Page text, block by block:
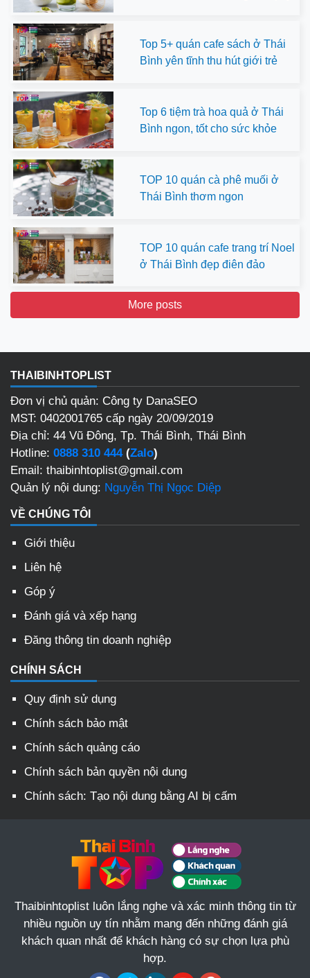
Top 5+ quán cafe sách ở Thái
Bình yên tĩnh thu hút giới trẻ
Top 6 tiệm trà hoa quả ở Thái
Bình ngon, tốt cho sức khỏe
TOP 10 quán cà phê muối ở
Thái Bình thơm ngon
TOP 10 quán cafe trang trí Noel
ở Thái Bình đẹp điên đảo
More posts
THAIBINHTOPLIST
Đơn vị chủ quản: Công ty DanaSEO
MST: 0402001765 cấp ngày 20/09/2019
Địa chỉ: 44 Vũ Đông, Tp. Thái Bình, Thái Bình
Hotline: 0888 310 444(Zalo)
Email: thaibinhtoplist@gmail.com
Quản lý nội dung: Nguyễn Thị Ngọc Diệp
VỀ CHÚNG TÔI
Giới thiệu
Liên hệ
Góp ý
Đánh giá và xếp hạng
Đăng thông tin doanh nghiệp
CHÍNH SÁCH
Quy định sử dụng
Chính sách bảo mật
Chính sách quảng cáo
Chính sách bản quyền nội dung
Chính sách: Tạo nội dung bằng AI bị cấm
Thaibinhtoplist luôn lắng nghe và xác minh thông tin từ
nhiều nguồn uy tín nhằm mang đến những đánh giá
khách quan nhất để khách hàng có sự chọn lựa phù
hợp.